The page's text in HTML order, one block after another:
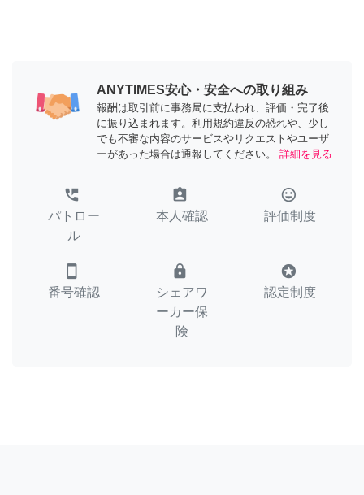
ANYTIMES安心・安全への取り組み
報酬は取引前に事務局に支払われ、評価・完了後
に振り込まれます。利用規約違反の恐れや、少し
でも不審な内容のサービスやリクエストやユーザ
ーがあった場合は通報してください。
詳細を見る
perm_phone_msg
パトロー
ル
assignment_ind
本人確認
tag_faces
評価制度
smartphone
番号確認
lock
シェアワ
ーカー保
険
stars
認定制度